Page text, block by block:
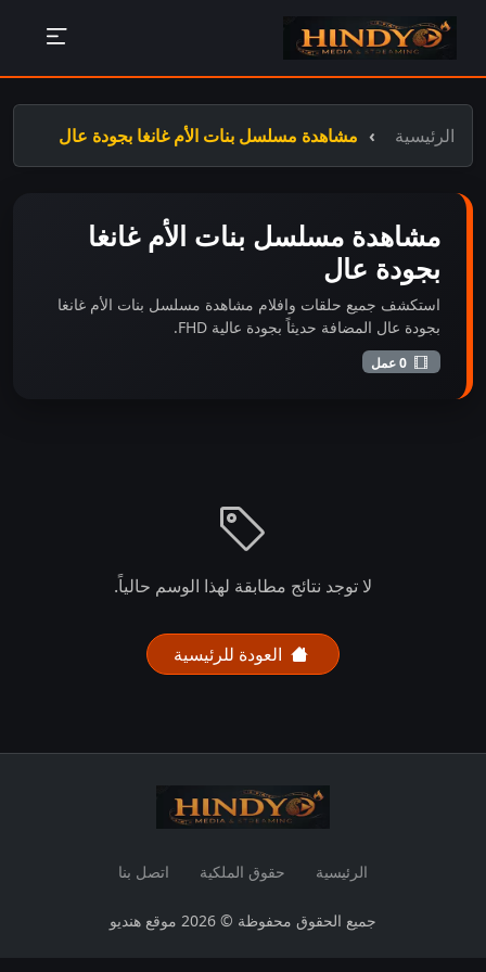
الرئيسية مشاهدة مسلسل بنات الأم غانغا بجودة عال
مشاهدة مسلسل بنات الأم غانغا
بجودة عال
استكشف جميع حلقات وافلام مشاهدة مسلسل بنات الأم غانغا
بجودة عال المضافة حديثاً بجودة عالية FHD.
لا توجد نتائج مطابقة لهذا الوسم حالياً.
العودة للرئيسية
الرئيسية حقوق الملكية اتصل بنا
جميع الحقوق محفوظة © 2026 موقع هنديو